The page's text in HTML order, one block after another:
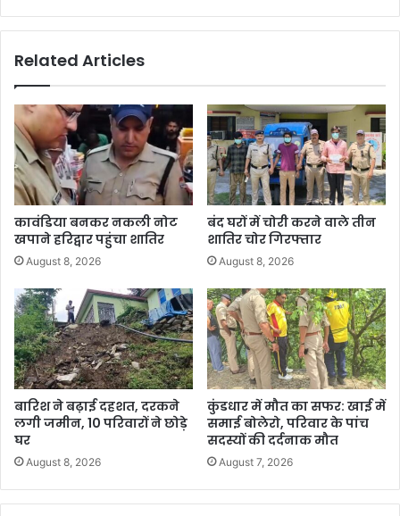
Related Articles
कावंडिया बनकर नकली नोट
खपाने हरिद्वार पहुंचा शातिर
August 8, 2026
बंद घरों में चोरी करने वाले तीन
शातिर चोर गिरफ्तार
August 8, 2026
बारिश ने बढ़ाई दहशत, दरकने
लगी जमीन, 10 परिवारों ने छोड़े
घर
August 8, 2026
कुंडधार में मौत का सफर: खाई में
समाई बोलेरो, परिवार के पांच
सदस्यों की दर्दनाक मौत
August 7, 2026